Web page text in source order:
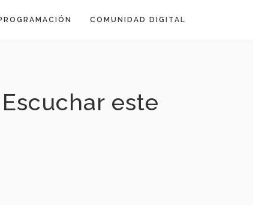
COMUNIDAD DIGITAL
este